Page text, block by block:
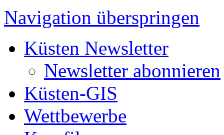
Navigation überspringen
Küsten Newsletter
Newsletter abonnieren
Küsten-GIS
Wettbewerbe